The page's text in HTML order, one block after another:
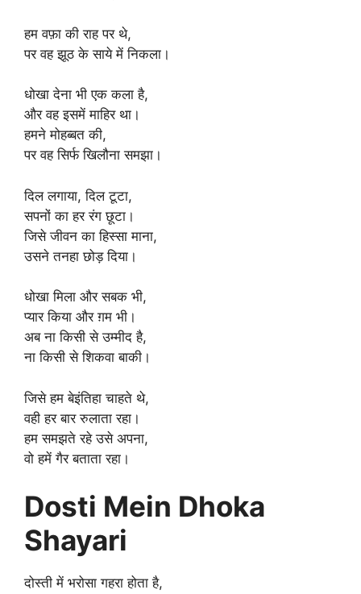
हम वफ़ा की राह पर थे,
पर वह झूठ के साये में निकला।
धोखा देना भी एक कला है,
और वह इसमें माहिर था।
हमने मोहब्बत की,
पर वह सिर्फ खिलौना समझा।
दिल लगाया, दिल टूटा,
सपनों का हर रंग छूटा।
जिसे जीवन का हिस्सा माना,
उसने तनहा छोड़ दिया।
धोखा मिला और सबक भी,
प्यार किया और ग़म भी।
अब ना किसी से उम्मीद है,
ना किसी से शिकवा बाकी।
जिसे हम बेइंतिहा चाहते थे,
वही हर बार रुलाता रहा।
हम समझते रहे उसे अपना,
वो हमें गैर बताता रहा।
Dosti Mein Dhoka
Shayari
दोस्ती में भरोसा गहरा होता है,